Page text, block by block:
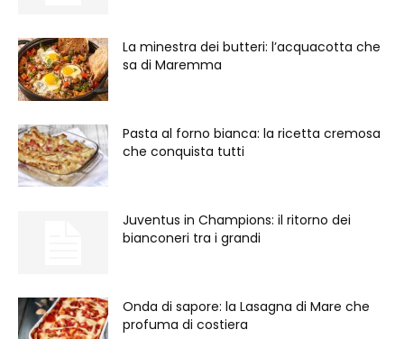
La minestra dei butteri: l’acquacotta che
sa di Maremma
Pasta al forno bianca: la ricetta cremosa
che conquista tutti
Juventus in Champions: il ritorno dei
bianconeri tra i grandi
Onda di sapore: la Lasagna di Mare che
profuma di costiera